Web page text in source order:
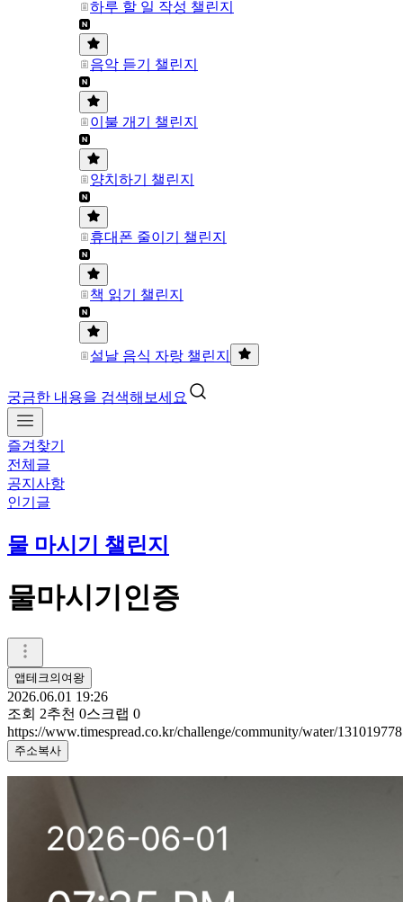
하루 할 일 작성 챌린지
음악 듣기 챌린지
이불 개기 챌린지
양치하기 챌린지
휴대폰 줄이기 챌린지
책 읽기 챌린지
설날 음식 자랑 챌린지
궁금한 내용을 검색해보세요
즐겨찾기
전체글
공지사항
인기글
물 마시기 챌린지
물마시기인증
앱테크의여왕
2026.06.01 19:26
조회 2추천 0스크랩 0
https://www.timespread.co.kr/challenge/community/water/131019778
주소복사